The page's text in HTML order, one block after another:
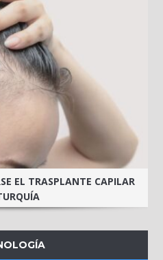
EL TRASPLANTE CAPILAR